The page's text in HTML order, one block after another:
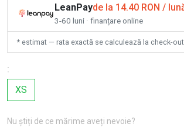
LeanPayde la 14.40 RON /
3-60 luni · finanțare online
* estimat — rata exactă se calculează la check-out
:
XS
Nu știți de ce mărime aveți nevoie?